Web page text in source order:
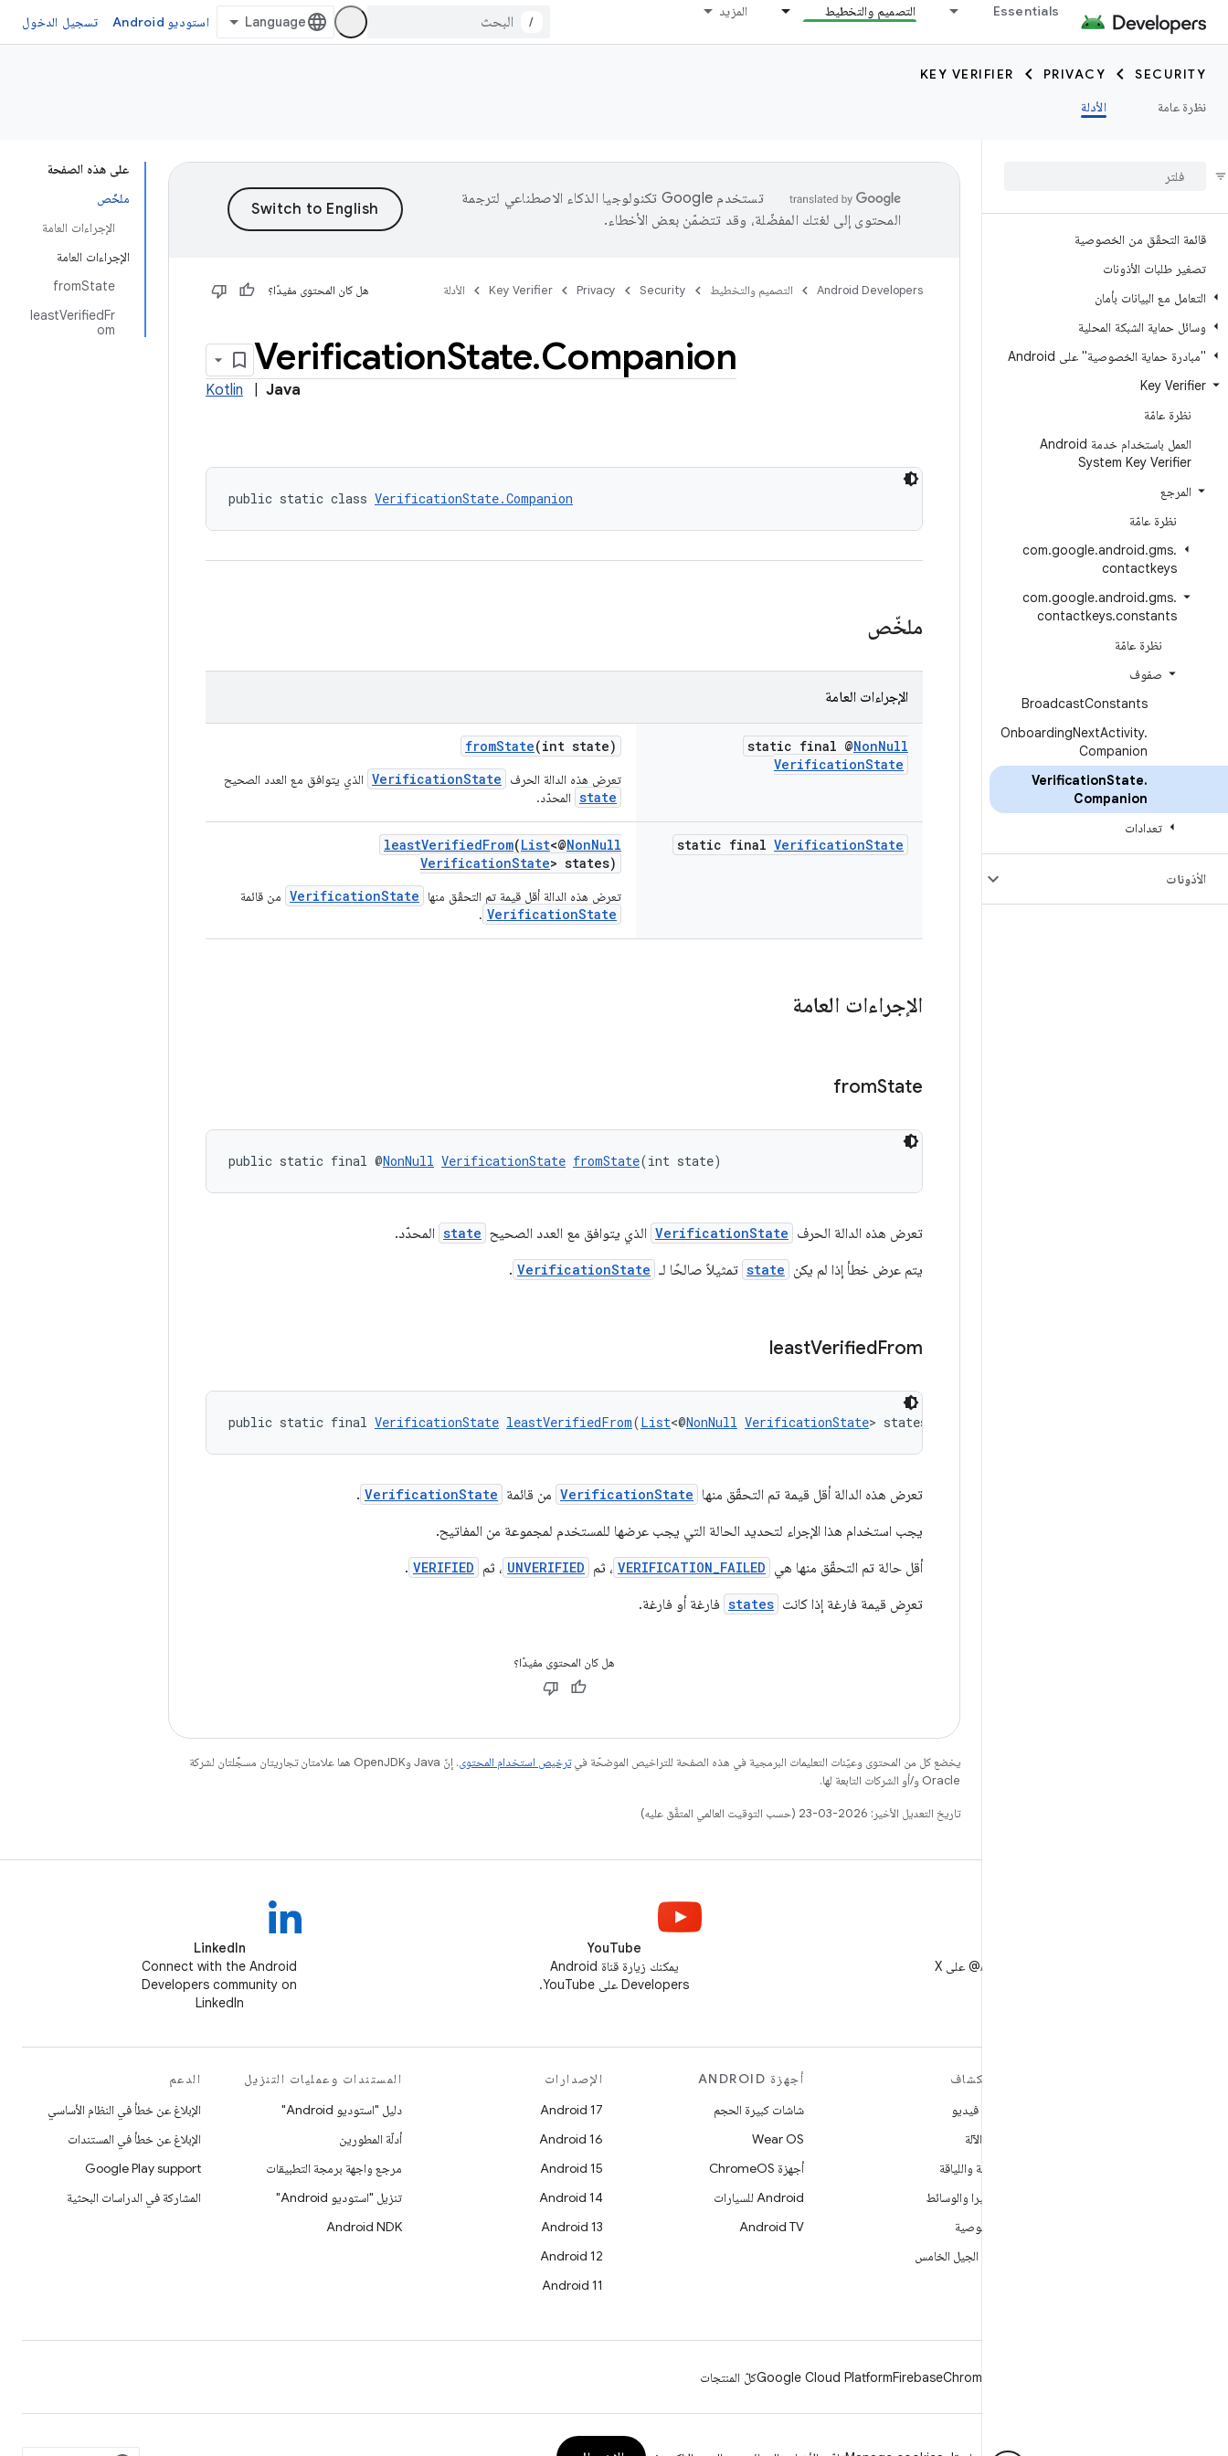
Essentials التصميم والتخطيط المزيد
/ استوديو Android تسجيل الدخول
SECURITY
PRIVACY
KEY VERIFIER
نظرة عامة
الأدلة
قائمة التحقّق من الخصوصية
تصغير طلبات الأذونات
التعامل مع البيانات بأمان
وسائل حماية الشبكة المحلية
"مبادرة حماية الخصوصية" على Android
Key Verifier
نظرة عامّة
العمل باستخدام خدمة Android
System Key Verifier
المرجع
نظرة عامّة
com.google.android.gms.
contactkeys
com.google.android.gms.
contactkeys.constants
نظرة عامّة
صفوف
BroadcastConstants
OnboardingNextActivity.
Companion
VerificationState.
Companion
تعدادات
الأذونات
على هذه الصفحة
ملخّص
الإجراءات العامة
الإجراءات العامة
fromState
leastVerifiedFr
om
تستخدم Google تكنولوجيا الذكاء الاصطناعي لترجمة
المحتوى إلى لغتك المفضّلة، وقد تتضمّن بعض الأخطاء.
Android Developers التصميم والتخطيط Security
Privacy
Key Verifier الأدلة هل كان المحتوى مفيدًا؟
VerificationState.Companion
Kotlin Java
public static class VerificationState.Companion
ملخّص
الإجراءات العامة
static final @NonNull
VerificationState
fromState(int state)
تعرض هذه الدالة الحرف VerificationState الذي يتوافق مع العدد الصحيح
state المحدّد.
static final VerificationState
leastVerifiedFrom(List<@NonNull
VerificationState> states)
تعرض هذه الدالة أقل قيمة تم التحقّق منها VerificationState من قائمة
VerificationState
.
الإجراءات العامة
fromState
public static final @NonNull VerificationState fromState(int state)
تعرض هذه الدالة الحرف VerificationState الذي يتوافق مع العدد الصحيح state المحدّد.
يتم عرض خطأ إذا لم يكن state تمثيلاً صالحًا لـ VerificationState
.
leastVerifiedFrom
public static final VerificationState leastVerifiedFrom(List<@NonNull VerificationState> states)
تعرض هذه الدالة أقل قيمة تم التحقّق منها VerificationState من قائمة VerificationState
.
يجب استخدام هذا الإجراء لتحديد الحالة التي يجب عرضها للمستخدم لمجموعة من المفاتيح.
أقل حالة تم التحقّق منها هي VERIFICATION_FAILED ، ثم UNVERIFIED ، ثم VERIFIED
.
تعرِض قيمة فارغة إذا كانت states فارغة أو فارغة.
هل كان المحتوى مفيدًا؟
يخضع كل من المحتوى وعيّنات التعليمات البرمجية في هذه الصفحة للتراخيص الموضحّة فيترخيص استخدام المحتوى
. إنّ Java وOpenJDK هما علامتان تجاريتان مسجَّلتان لشركة
Oracle و/أو الشركات التابعة لها.
تاريخ التعديل الأخير: 2026-03-23 (حسب التوقيت العالمي المتفَّق عليه)
YouTube
يمكنك زيارة قناة Android
Developers على YouTube.
LinkedIn
Connect with the Android
Developers community on
LinkedIn
استكشاف
ألعاب فيديو
تعلُم الآلة
الصحة واللياقة
الكاميرا والوسائط
الخصوصية
شبكة الجيل الخامس
أجهزة ANDROID
شاشات كبيرة الحجم
Wear OS
أجهزة ChromeOS
Android للسيارات
Android TV
الإصدارات
Android 17
Android 16
Android 15
Android 14
Android 13
Android 12
Android 11
المستندات وعمليات التنزيل
دليل "استوديو Android"
أدلّة المطورين
مرجع واجهة برمجة التطبيقات
تنزيل "استوديو Android"
Android NDK
الدعم
الإبلاغ عن خطأ في النظام الأساسي
الإبلاغ عن خطأ في المستندات
Google Play support
المشاركة في الدراسات البحثية
Chrome
Firebase
Google Cloud Platformكلّ المنتجات